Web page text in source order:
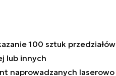
100 sztuk przedziałów
lub innych
naprowadzanych